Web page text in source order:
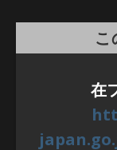
こ
在